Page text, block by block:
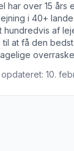
har over 15 års
i 40+
hundredvis af
til at få den
10.